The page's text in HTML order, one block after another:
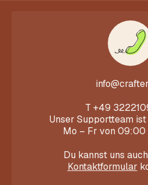
T +49
Unser Supportteam
Mo – Fr von 09:00
Du kannst uns
Kontaktformular